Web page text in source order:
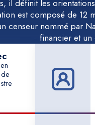
il définit les
est composé de 12
censeur nommé par
financier et